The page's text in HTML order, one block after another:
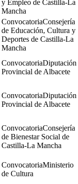
y Empleo de Castilla-La
Mancha
Consejería
de Educación, Cultura y
Deportes de Castilla-La
Mancha
Diputación
Provincial de Albacete
Diputación
Provincial de Albacete
Consejería
de Bienestar Social de
Castilla-La Mancha
Ministerio
de Cultura